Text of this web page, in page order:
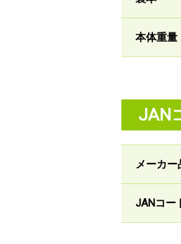
本体重量
JAN
メーカー
JANコー